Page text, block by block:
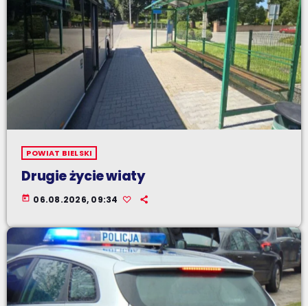
POWIAT BIELSKI
Drugie życie wiaty
today 06.08.2026, 09:34